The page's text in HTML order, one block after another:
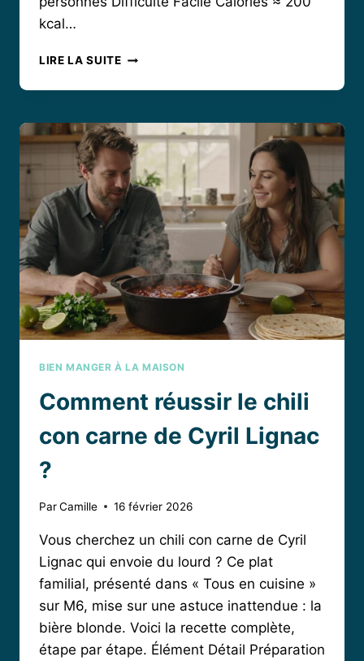
kcal…
LIRE LA SUITECOMMENT
LE
INVISIBLE
AUX
POMMES
DE
CYRIL
LIGNAC
?
BIEN MANGER À LA MAISON
Comment réussir le chili
con carne de Cyril Lignac
?
ParCamille 16 février 2026
Vous cherchez un chili con carne de Cyril
Lignac qui envoie du lourd ? Ce plat
familial, présenté dans « Tous en cuisine »
sur M6, mise sur une astuce inattendue : la
bière blonde. Voici la recette complète,
étape par étape. Élément Détail Préparation